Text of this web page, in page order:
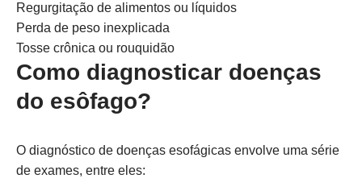
Regurgitação de alimentos ou líquidos
Perda de peso inexplicada
Tosse crônica ou rouquidão
Como diagnosticar doenças
do esôfago?
O diagnóstico de doenças esofágicas envolve uma série
de exames, entre eles: